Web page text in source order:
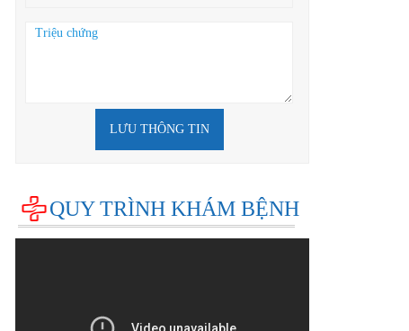
LƯU THÔNG TIN
QUY TRÌNH KHÁM BỆNH